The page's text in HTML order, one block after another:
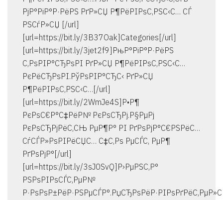
РјР°РіР°Р·РёРЅ РґР»СЏ Р¶РёРІРѕС‚РЅС‹С… СЃ
РЅСѓР»СЏ [/url]
[url=https://bit.ly/3B37Oak]Categories[/url]
[url=https://bit.ly/3jet2f9]РњР°РіР°Р·РёРЅ
С‚РѕРІР°СЂРѕРІ РґР»СЏ Р¶РёРІРѕС‚РЅС‹С…
РєРёСЂРѕРІ.РўРѕРІР°СЂС‹ РґР»СЏ
Р¶РёРІРѕС‚РЅС‹С…[/url]
[url=https://bit.ly/2WmJe4S]Р•Р¶
РєРѕС€Р°С‡РёР№ РєРѕСЂРј.Р§РµРј
РєРѕСЂРјРёС‚СЊ РµР¶Р° РІ РґРѕРјР°С€РЅРёС…
СѓСЃР»РѕРІРёСЏС… С‡С‚Рѕ РµСЃС‚ РµР¶
РґРѕРјР°[/url]
[url=https://bit.ly/3sJ0SvQ]Р›РµРЅС‚Р°
РЅРѕРІРѕСЃС‚РµР№